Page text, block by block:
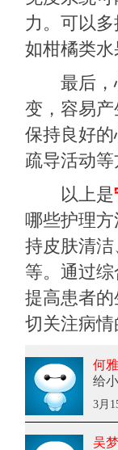
力。可以
如柑橘类水
最后，心
变，容易
保持良好
疏导活动等
以上是
哪些护理
持皮肤清
等。通过
提高患者
切关注病
何
给
3月
吴梦